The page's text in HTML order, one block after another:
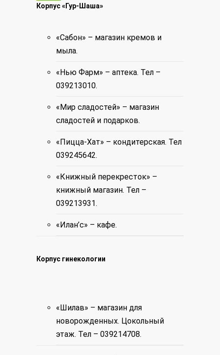
Корпус «Гур-Шаша»
«Сабон» – магазин кремов и
мыла.
«Нью Фарм» – аптека. Тел –
039213010.
«Мир сладостей» – магазин
сладостей и подарков.
«Пицца-Хат» – кондитерская. Тел
039245642.
«Книжный перекресток» –
книжный магазин. Тел –
039213931.
«Илан’с» – кафе.
Корпус гинекологии
«Шилав» – магазин для
новорожденных. Цокольный
этаж. Тел – 039214708.